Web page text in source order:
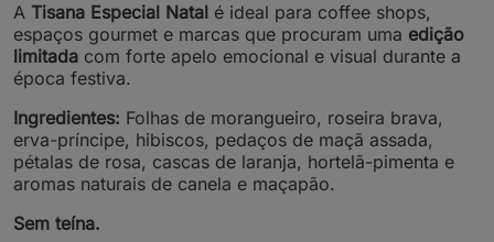
A Tisana Especial Natal é ideal para coffee shops,
espaços gourmet e marcas que procuram uma edição
limitada com forte apelo emocional e visual durante a
época festiva.
Ingredientes: Folhas de morangueiro, roseira brava,
erva-príncipe, hibiscos, pedaços de maçã assada,
pétalas de rosa, cascas de laranja, hortelã-pimenta e
aromas naturais de canela e maçapão.
Sem teína.